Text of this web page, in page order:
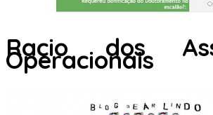
Racio dos
Operacionais